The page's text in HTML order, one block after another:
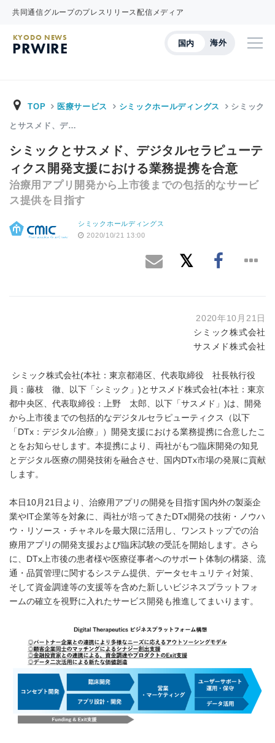
共同通信グループのプレスリリース配信メディア
国内 海外
KYODO NEWS
PRWIRE
TOP 医療サービス シミックホールディングス シミック
とサスメド、デ…
シミックとサスメド、デジタルセラピューテ
ィクス開発支援における業務提携を合意
治療用アプリ開発から上市後までの包括的なサービ
ス提供を目指す
シミックホールディングス
2020/10/21 13:00
2020年10月21日
シミック株式会社
サスメド株式会社
シミック株式会社(本社：東京都港区、代表取締役 社長執行役
員：藤枝 徹、以下「シミック」)とサスメド株式会社(本社：東京
都中央区、代表取締役：上野 太郎、以下「サスメド」)は、開発
から上市後までの包括的なデジタルセラピューティクス（以下
「DTx：デジタル治療」）開発支援における業務提携に合意したこ
とをお知らせします。本提携により、両社がもつ臨床開発の知見
とデジタル医療の開発技術を融合させ、国内DTx市場の発展に貢献
します。
本日10月21日より、治療用アプリの開発を目指す国内外の製薬企
業やIT企業等を対象に、両社が培ってきたDTx開発の技術・ノウハ
ウ・リソース・チャネルを最大限に活用し、ワンストップでの治
療用アプリの開発支援および臨床試験の受託を開始します。さら
に、DTx上市後の患者様や医療従事者へのサポート体制の構築、流
通・品質管理に関するシステム提供、データセキュリティ対策、
そして資金調達等の支援等を含めた新しいビジネスプラットフォ
ームの確立を視野に入れたサービス開発も推進してまいります。